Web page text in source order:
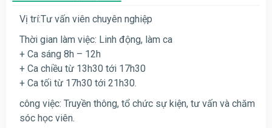
Vị trí:Tư vấn viên chuyên nghiệp
Thời gian làm việc: Linh động, làm ca
+ Ca sáng 8h – 12h
+ Ca chiều từ 13h30 tới 17h30
+ Ca tối từ 17h30 tới 21h30.
công việc: Truyền thông, tổ chức sự kiện, tư vấn và chăm
sóc học viên.